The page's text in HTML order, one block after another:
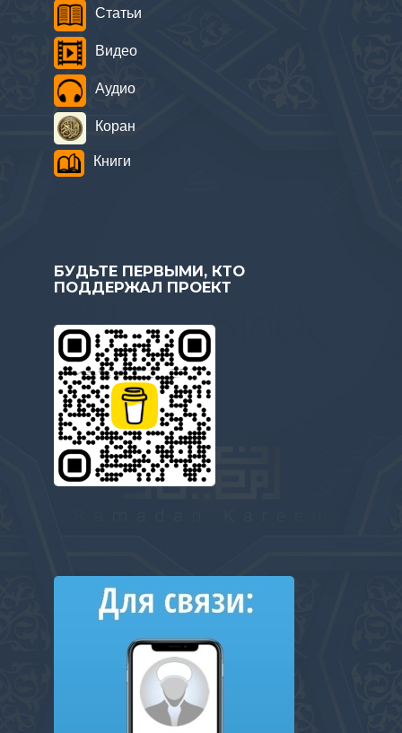
Статьи
Видео
Аудио
Коран
Книги
БУДЬТЕ ПЕРВЫМИ, КТО
ПОДДЕРЖАЛ ПРОЕКТ